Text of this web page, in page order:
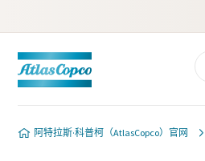
阿特拉斯·科普柯（AtlasCopco）官网